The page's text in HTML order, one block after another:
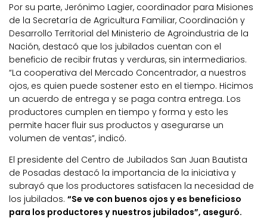
Por su parte, Jerónimo Lagier, coordinador para Misiones
de la Secretaría de Agricultura Familiar, Coordinación y
Desarrollo Territorial del Ministerio de Agroindustria de la
Nación, destacó que los jubilados cuentan con el
beneficio de recibir frutas y verduras, sin intermediarios.
“La cooperativa del Mercado Concentrador, a nuestros
ojos, es quien puede sostener esto en el tiempo. Hicimos
un acuerdo de entrega y se paga contra entrega. Los
productores cumplen en tiempo y forma y esto les
permite hacer fluir sus productos y asegurarse un
volumen de ventas”, indicó.
El presidente del Centro de Jubilados San Juan Bautista
de Posadas destacó la importancia de la iniciativa y
subrayó que los productores satisfacen la necesidad de
los jubilados. “Se ve con buenos ojos y es beneficioso
para los productores y nuestros jubilados”, aseguró.